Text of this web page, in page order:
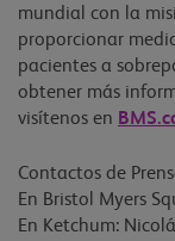
mundial con la
proporcionar
pacientes a
obtener más
visítenos en
Contactos de
En Bristol Myers
En Ketchum: